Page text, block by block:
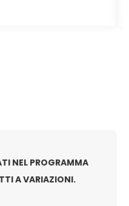
NEL PROGRAMMA
A VARIAZIONI.